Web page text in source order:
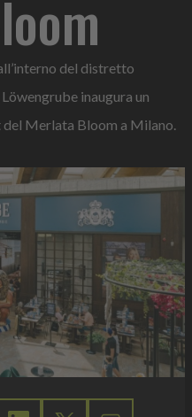
del distretto
inaugura un
Merlata Bloom a Milano.